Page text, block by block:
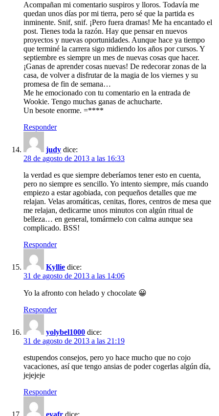
Acompañan mi comentario suspiros y lloros. Todavía me
quedan unos días por mi tierra, pero sé que la partida es
inminente. Snif, snif. ¡Pero fuera dramas! Me ha encantado el
post. Tienes toda la razón. Hay que pensar en nuevos
proyectos y nuevas oportunidades. Aunque hace ya tiempo
que terminé la carrera sigo midiendo los años por cursos. Y
septiembre es siempre un mes de nuevas cosas que hacer.
¡Ganas de aprender cosas nuevas! De redecorar zonas de la
casa, de volver a disfrutar de la magia de los viernes y su
promesa de fin de semana…
Me he emocionado con tu comentario en la entrada de
Wookie. Tengo muchas ganas de achucharte.
Un besote enorme. =****
Responder
judy dice:
28 de agosto de 2013 a las 16:33
la verdad es que siempre deberíamos tener esto en cuenta,
pero no siempre es sencillo. Yo intento siempre, más cuando
empiezo a estar agobiada, con pequeños detalles que me
relajan. Velas aromáticas, cenitas, flores, centros de mesa que
me relajan, dedicarme unos minutos con algún ritual de
belleza… en general, tomármelo con calma aunque sea
complicado. BSS!
Responder
Kyllie dice:
31 de agosto de 2013 a las 14:06
Yo la afronto con helado y chocolate 😀
Responder
yolybel1000 dice:
31 de agosto de 2013 a las 21:19
estupendos consejos, pero yo hace mucho que no cojo
vacaciones, así que tengo ansias de poder cogerlas algún día,
jejejeje
Responder